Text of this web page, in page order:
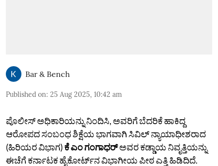
Bar & Bench
Published on: 25 Aug 2025, 10:42 am
ಪೊಲೀಸ್‌ ಅಧಿಕಾರಿಯನ್ನು ನಿಂದಿಸಿ, ಅವರಿಗೆ ಬೆದರಿಕೆ ಹಾಕಿದ್ದ
ಆರೋಪದ ಸಂಬಂಧ ಶಿಕ್ಷೆಯ ಭಾಗವಾಗಿ ಸಿವಿಲ್‌ ನ್ಯಾಯಾಧೀಶರಾದ
(ಹಿರಿಯರ ವಿಭಾಗ) ಕೆ ಎಂ ಗಂಗಾಧರ್‌ಅವರ ಕಡ್ಡಾಯ ನಿವೃತ್ತಿಯನ್ನು
ಈಚೆಗೆ ಕರ್ನಾಟಕ ಹೈಕೋರ್ಟ್‌ನ ವಿಭಾಗೀಯ ಪೀಠ ಎತ್ತಿ ಹಿಡಿದಿದೆ.